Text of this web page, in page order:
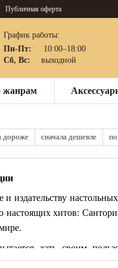
Публичная оферта
График работы:
Пн-Пт:
10:00–18:00
Сб, Вс:
выходной
жанрам
дороже сначала дешевле
и издательству
хитов:
дать своим
тех, что индустрия